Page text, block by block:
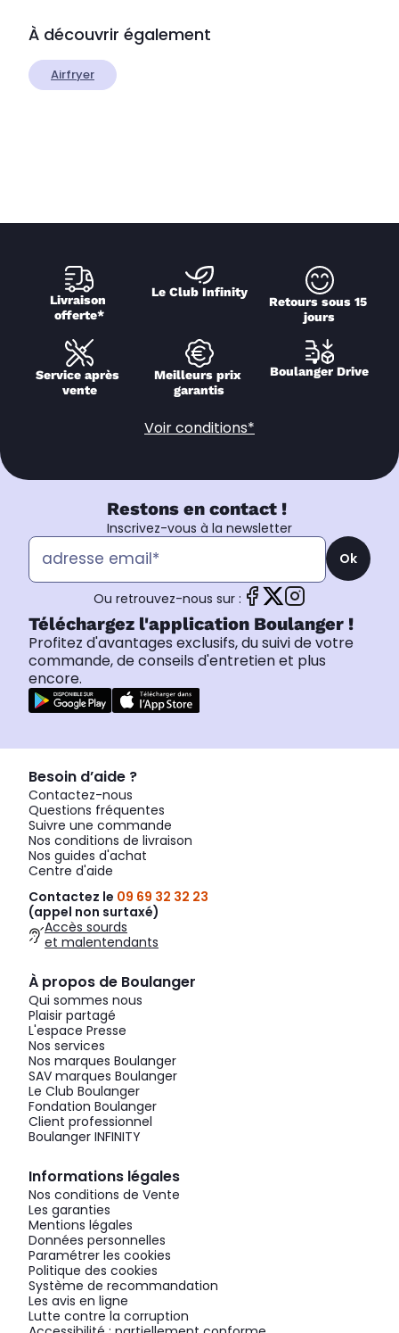
À découvrir également
Airfryer
Livraison
offerte*
Le Club Infinity
Retours sous 15
jours
Service après
vente
Meilleurs prix
garantis
Boulanger Drive
Voir conditions*
Restons en contact !
Inscrivez-vous à la newsletter
Ok
Ou retrouvez-nous sur :
Téléchargez l'application Boulanger !
Profitez d'avantages exclusifs, du suivi de votre
commande, de conseils d'entretien et plus
encore.
Besoin d’aide ?
Contactez-nous
Questions fréquentes
Suivre une commande
Nos conditions de livraison
Nos guides d'achat
Centre d'aide
Contactez le 09 69 32 32 23
(appel non surtaxé)
Accès sourds
et malentendants
À propos de Boulanger
Qui sommes nous
Plaisir partagé
L'espace Presse
Nos services
Nos marques Boulanger
SAV marques Boulanger
Le Club Boulanger
Fondation Boulanger
Client professionnel
Boulanger INFINITY
Informations légales
Nos conditions de Vente
Les garanties
Mentions légales
Données personnelles
Paramétrer les cookies
Politique des cookies
Système de recommandation
Les avis en ligne
Lutte contre la corruption